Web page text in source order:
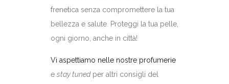
frenetica senza compromettere la tua
bellezza e salute. Proteggi la tua pelle,
ogni giorno, anche in città!
Vi aspettiamo nelle nostre profumerie
e stay tunedper altri consigli del